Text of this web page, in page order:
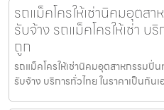
รถแม็คโครให้เช่านิคมอุตส
รับจ้าง รถแม็คโครให้เช่า
ถูก
รถแม็คโครให้เช่านิคมอุตสาหกรรมปิ่น
รับจ้าง บริการทั่วไทย ในราคาเป็นกั